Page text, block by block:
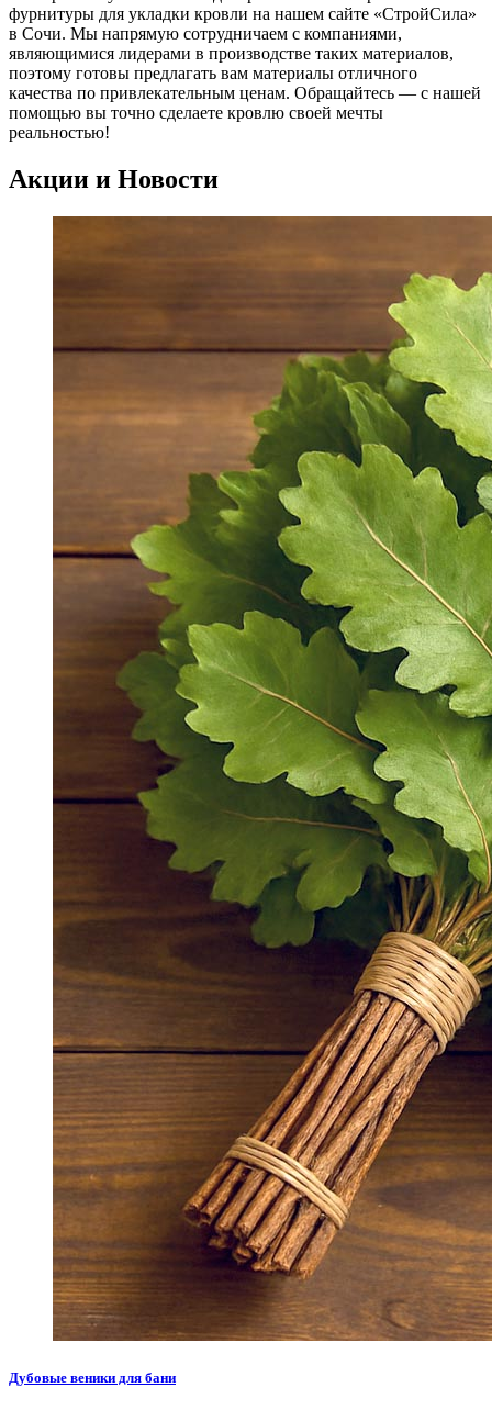
фурнитуры для укладки кровли на нашем сайте «СтройСила»
в Сочи. Мы напрямую сотрудничаем с компаниями,
являющимися лидерами в производстве таких материалов,
поэтому готовы предлагать вам материалы отличного
качества по привлекательным ценам. Обращайтесь — с нашей
помощью вы точно сделаете кровлю своей мечты
реальностью!
Акции и Новости
Дубовые веники для бани